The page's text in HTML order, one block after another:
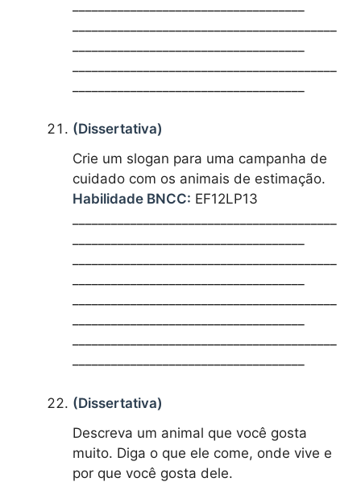
(Dissertativa)
Crie um slogan para uma campanha de
cuidado com os animais de estimação.
Habilidade BNCC: EF12LP13
(Dissertativa)
Descreva um animal que você gosta
muito. Diga o que ele come, onde vive e
por que você gosta dele.